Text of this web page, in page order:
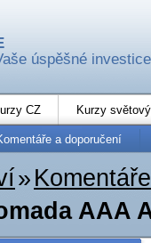
úspěšné investice
CZ Kurzy
a doporučení
»
AAA